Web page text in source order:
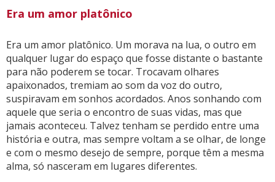
Era um amor platônico
Era um amor platônico. Um morava na lua, o outro em
qualquer lugar do espaço que fosse distante o bastante
para não poderem se tocar. Trocavam olhares
apaixonados, tremiam ao som da voz do outro,
suspiravam em sonhos acordados. Anos sonhando com
aquele que seria o encontro de suas vidas, mas que
jamais aconteceu. Talvez tenham se perdido entre uma
história e outra, mas sempre voltam a se olhar, de longe
e com o mesmo desejo de sempre, porque têm a mesma
alma, só nasceram em lugares diferentes.